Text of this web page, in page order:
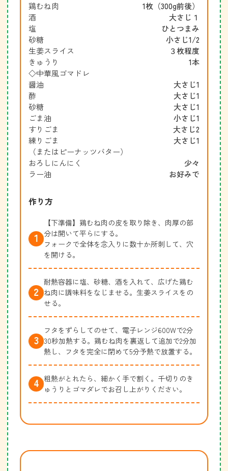
鶏むね肉
1枚（300g前後）
酒
大さじ１
塩
ひとつまみ
砂糖
小さじ1/2
生姜スライス
３枚程度
きゅうり
1本
◇中華風ゴマドレ
醤油
大さじ1
酢
大さじ1
砂糖
大さじ1
ごま油
小さじ1
すりごま
大さじ2
練りごま
（またはピーナッツバター）
大さじ1
おろしにんにく
少々
ラー油
お好みで
作り方
【下準備】鶏むね肉の皮を取り除き、肉厚の部
分は開いて平らにする。
フォークで全体を念入りに数十か所刺して、穴
を開ける。
耐熱容器に塩、砂糖、酒を入れて、広げた鶏む
ね肉に調味料をなじませる。生姜スライスをの
せる。
フタをずらしてのせて、電子レンジ600Wで2分
30秒加熱する。鶏むね肉を裏返して追加で2分加
熱し、フタを完全に閉めて5分予熱で放置する。
粗熱がとれたら、細かく手で割く。千切りのき
ゅうりとゴマダレでお召し上がりください。